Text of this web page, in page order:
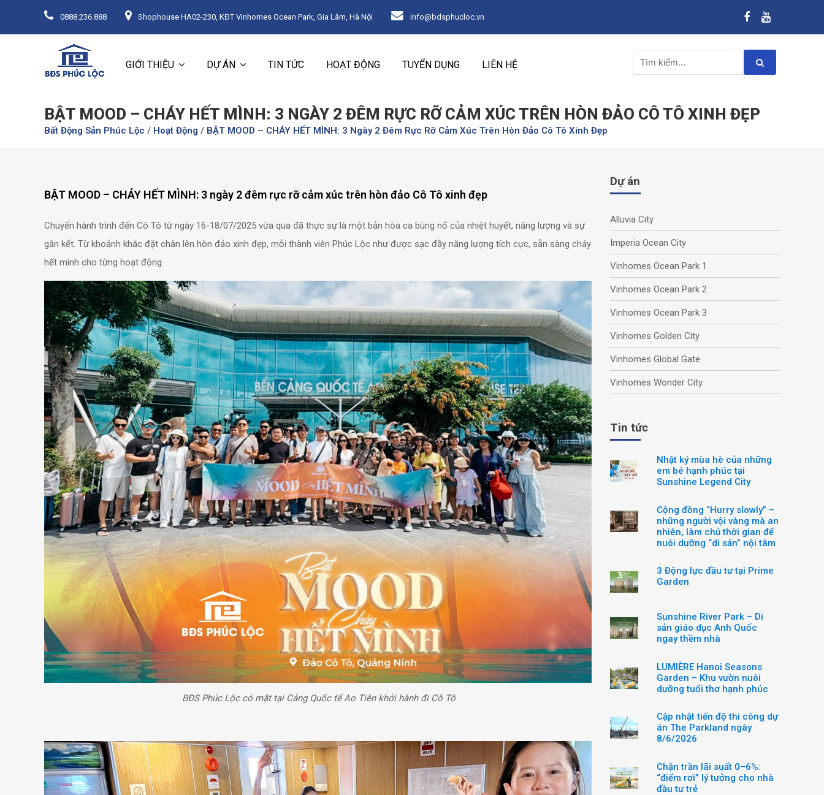
0888.236.888 Shophouse HA02-230, KĐT Vinhomes Ocean Park, Gia Lâm, Hà Nội info@bdsphucloc.vn
GIỚI THIỆU DỰ ÁN TIN TỨC HOẠT ĐỘNG TUYỂN DỤNG LIÊN HỆ
BẬT MOOD – CHÁY HẾT MÌNH: 3 NGÀY 2 ĐÊM RỰC RỠ CẢM XÚC TRÊN HÒN ĐẢO CÔ TÔ XINH ĐẸP
Bất Động Sản Phúc Lộc / Hoạt Động / BẬT MOOD – CHÁY HẾT MÌNH: 3 Ngày 2 Đêm Rực Rỡ Cảm Xúc Trên Hòn Đảo Cô Tô Xinh Đẹp
BẬT MOOD – CHÁY HẾT MÌNH: 3 ngày 2 đêm rực rỡ cảm xúc trên hòn đảo Cô Tô xinh đẹp
Chuyến hành trình đến Cô Tô từ ngày 16-18/07/2025 vừa qua đã thực sự là một bản hòa ca bùng nổ của nhiệt huyết, năng lượng và sự
gắn kết. Từ khoảnh khắc đặt chân lên hòn đảo xinh đẹp, mỗi thành viên Phúc Lộc như được sạc đầy năng lượng tích cực, sẵn sàng cháy
hết mình cho từng hoạt động.
BĐS Phúc Lộc có mặt tại Cảng Quốc tế Ao Tiên khởi hành đi Cô Tô
Dự án
Alluvia City
Imperia Ocean City
Vinhomes Ocean Park 1
Vinhomes Ocean Park 2
Vinhomes Ocean Park 3
Vinhomes Golden City
Vinhomes Global Gate
Vinhomes Wonder City
Tin tức
Nhật ký mùa hè của những
em bé hạnh phúc tại
Sunshine Legend City
Cộng đồng “Hurry slowly” –
những người vội vàng mà an
nhiên, làm chủ thời gian để
nuôi dưỡng “di sản” nội tâm
3 Động lực đầu tư tại Prime
Garden
Sunshine River Park – Di
sản giáo dục Anh Quốc
ngay thềm nhà
LUMIÈRE Hanoi Seasons
Garden – Khu vườn nuôi
dưỡng tuổi thơ hạnh phúc
Cập nhật tiến độ thi công dự
án The Parkland ngày
8/6/2026
Chặn trần lãi suất 0–6%:
“điểm rơi” lý tưởng cho nhà
đầu tư trẻ